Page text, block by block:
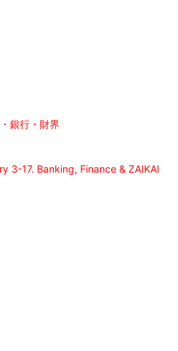
銀行・財界
3-17. Banking, Finance & ZAIKAI